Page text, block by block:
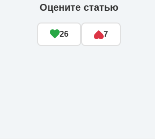
Оцените статью
26 7